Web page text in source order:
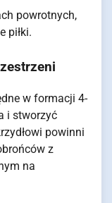
powrotnych,
piłki.
w formacji 4-
i stworzyć
powinni
z
na